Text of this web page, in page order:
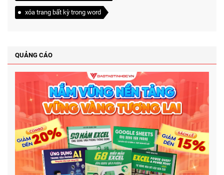
xóa trang bất kỳ trong word
QUẢNG CÁO